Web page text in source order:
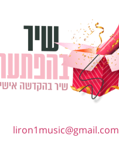
liron1music@gmail.com